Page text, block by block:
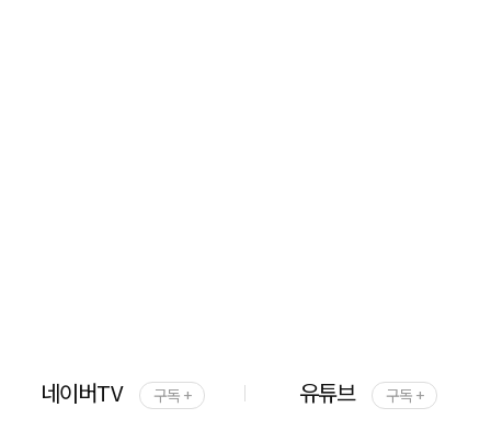
네이버TV 구독 + 유튜브 구독 +